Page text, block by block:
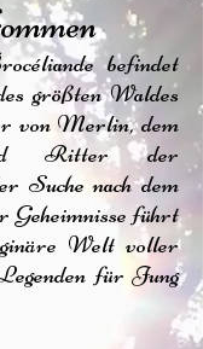
befindet
größten Waldes
von Merlin, dem
Ritter der
Suche nach dem
führt
Welt voller
für Jung